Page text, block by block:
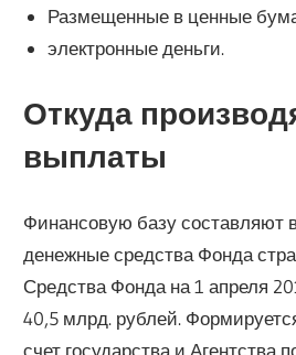
Размещенные в ценные
электронные деньги.
Откуда
выплаты
Финансовую базу составляют
денежные средства Фонда
Средства Фонда на 1 апреля
40,5 млрд. рублей.